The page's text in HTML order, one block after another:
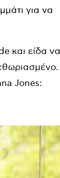
για να
και είδα να
Jones: